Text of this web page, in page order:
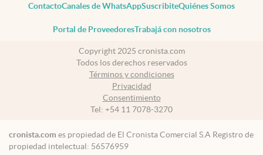
ContactoCanales de WhatsAppSuscribiteQuiénes Somos
Portal de ProveedoresTrabajá con nosotros
Copyright 2025 cronista.com
Todos los derechos reservados
Términos y condiciones
Privacidad
Consentimiento
Tel: +54 11 7078-3270
cronista.com es propiedad de El Cronista Comercial S.A Registro de
propiedad intelectual: 56576959